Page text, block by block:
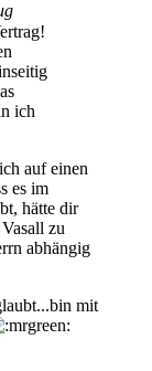
ich
auf einen
es im
hätte dir
zu
abhängig
mit